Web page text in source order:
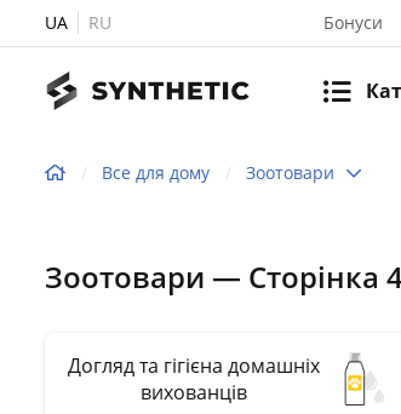
UA RU Бонуси
Все для дому Зоотовари
Зоотовари — Сторінка
Догляд та гігієна домашніх
вихованців